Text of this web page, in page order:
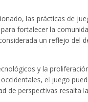
las prácticas de
fortalecer la
un reflejo
y la
el juego
de perspectivas